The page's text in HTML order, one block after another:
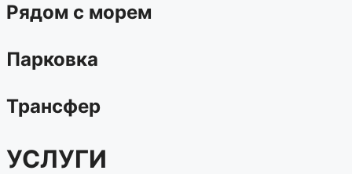
Рядом с морем
Парковка
Трансфер
УСЛУГИ